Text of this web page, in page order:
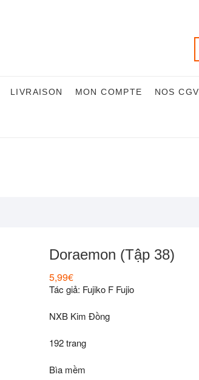
LIVRAISON MON COMPTE NOS CGV
Doraemon (Tập 38)
5,99€
Tác giả: Fujiko F Fujio
NXB Kim Đồng
192 trang
Bìa mềm